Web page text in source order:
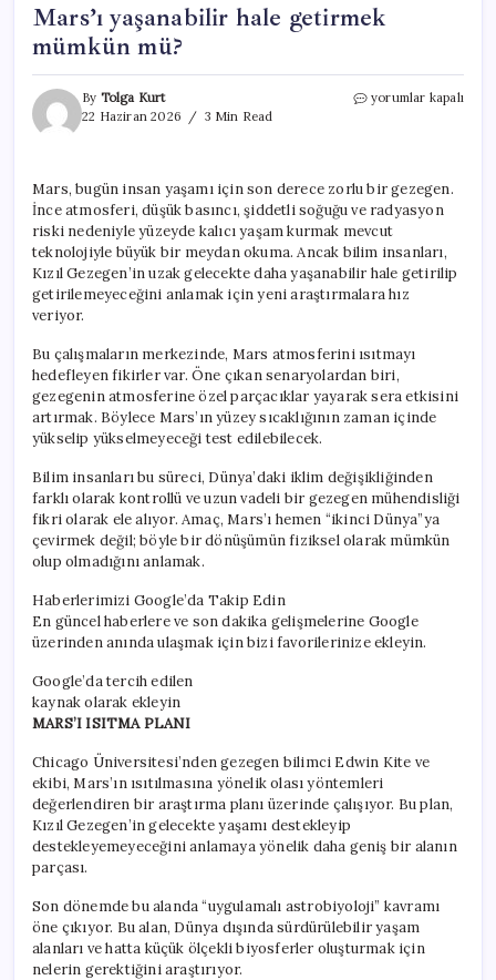
Mars’ı yaşanabilir hale getirmek
mümkün mü?
By Tolga Kurt
22 Haziran 2026
3 Min Read
Mars’ı
mü?
için
yorumlar kapalı
Mars, bugün insan yaşamı için son derece zorlu bir gezegen.
İnce atmosferi, düşük basıncı, şiddetli soğuğu ve radyasyon
riski nedeniyle yüzeyde kalıcı yaşam kurmak mevcut
teknolojiyle büyük bir meydan okuma. Ancak bilim insanları,
Kızıl Gezegen’in uzak gelecekte daha yaşanabilir hale getirilip
getirilemeyeceğini anlamak için yeni araştırmalara hız
veriyor.
Bu çalışmaların merkezinde, Mars atmosferini ısıtmayı
hedefleyen fikirler var. Öne çıkan senaryolardan biri,
gezegenin atmosferine özel parçacıklar yayarak sera etkisini
artırmak. Böylece Mars’ın yüzey sıcaklığının zaman içinde
yükselip yükselmeyeceği test edilebilecek.
Bilim insanları bu süreci, Dünya’daki iklim değişikliğinden
farklı olarak kontrollü ve uzun vadeli bir gezegen mühendisliği
fikri olarak ele alıyor. Amaç, Mars’ı hemen “ikinci Dünya”ya
çevirmek değil; böyle bir dönüşümün fiziksel olarak mümkün
olup olmadığını anlamak.
Haberlerimizi Google’da Takip Edin
En güncel haberlere ve son dakika gelişmelerine Google
üzerinden anında ulaşmak için bizi favorilerinize ekleyin.
Google’da tercih edilen
kaynak olarak ekleyin
MARS’I ISITMA PLANI
Chicago Üniversitesi’nden gezegen bilimci Edwin Kite ve
ekibi, Mars’ın ısıtılmasına yönelik olası yöntemleri
değerlendiren bir araştırma planı üzerinde çalışıyor. Bu plan,
Kızıl Gezegen’in gelecekte yaşamı destekleyip
destekleyemeyeceğini anlamaya yönelik daha geniş bir alanın
parçası.
Son dönemde bu alanda “uygulamalı astrobiyoloji” kavramı
öne çıkıyor. Bu alan, Dünya dışında sürdürülebilir yaşam
alanları ve hatta küçük ölçekli biyosferler oluşturmak için
nelerin gerektiğini araştırıyor.